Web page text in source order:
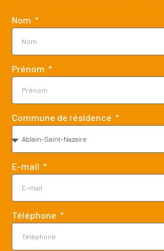
Nom
Prénom
Commune de résidence
E-mail
Téléphone